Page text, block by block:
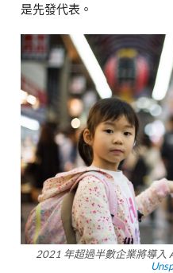
是先發代表。
2021 年超過半數企業將導入